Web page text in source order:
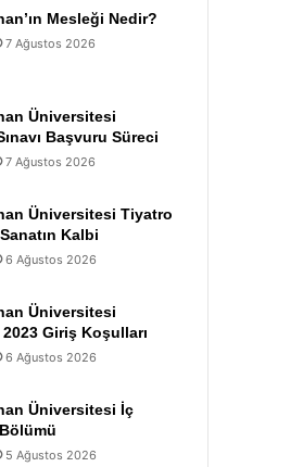
Mesleği Nedir?
7 Ağustos 2026
Üniversitesi
Başvuru Süreci
7 Ağustos 2026
Üniversitesi Tiyatro
Kalbi
6 Ağustos 2026
Üniversitesi
2023 Giriş Koşulları
6 Ağustos 2026
Üniversitesi İç
5 Ağustos 2026